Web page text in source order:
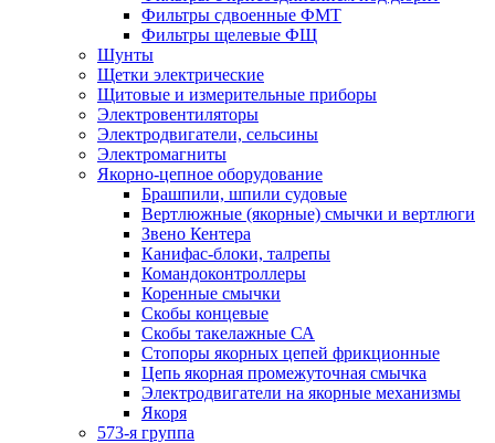
Фильтры сдвоенные ФМТ
Фильтры щелевые ФЩ
Шунты
Щетки электрические
Щитовые и измерительные приборы
Электровентиляторы
Электродвигатели, сельсины
Электромагниты
Якорно-цепное оборудование
Брашпили, шпили судовые
Вертлюжные (якорные) смычки и вертлюги
Звено Кентера
Канифас-блоки, талрепы
Командоконтроллеры
Коренные смычки
Скобы концевые
Скобы такелажные СА
Стопоры якорных цепей фрикционные
Цепь якорная промежуточная смычка
Электродвигатели на якорные механизмы
Якоря
573-я группа